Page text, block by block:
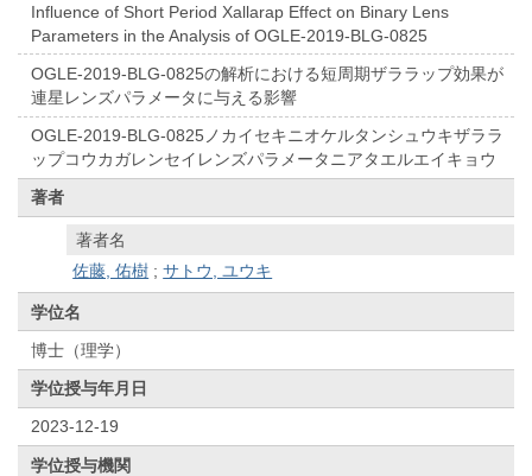
Influence of Short Period Xallarap Effect on Binary Lens
Parameters in the Analysis of OGLE-2019-BLG-0825
OGLE-2019-BLG-0825の解析における短周期ザララップ効果が
連星レンズパラメータに与える影響
OGLE-2019-BLG-0825ノカイセキニオケルタンシュウキザララ
ップコウカガレンセイレンズパラメータニアタエルエイキョウ
著者
著者名
佐藤, 佑樹 ;サトウ, ユウキ
学位名
博士（理学）
学位授与年月日
2023-12-19
学位授与機関